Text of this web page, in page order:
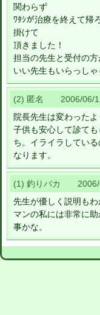
関わらず
ﾜﾀｼが治療を終えて帰
掛けて
頂きました！
担当の先生と受付の
いい先生もいらっしゃ
(2) 匿名 2006/06/
院長先生は変わった
子供も安心して診て
ち。イライラしてい
なります。
(1) 釣りバカ 2006/
先生が優しく説明も
マンの私には非常に
事かな。